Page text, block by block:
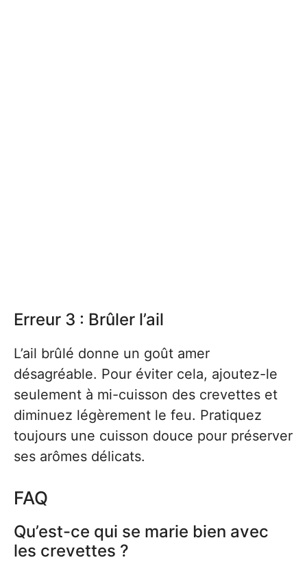
Erreur 3 : Brûler l’ail
L’ail brûlé donne un goût amer
désagréable. Pour éviter cela, ajoutez-le
seulement à mi-cuisson des crevettes et
diminuez légèrement le feu. Pratiquez
toujours une cuisson douce pour préserver
ses arômes délicats.
FAQ
Qu’est-ce qui se marie bien avec
les crevettes ?